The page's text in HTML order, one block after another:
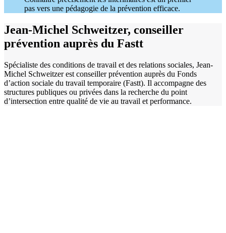
pas vers une pédagogie de la prévention efficace.
Jean-Michel Schweitzer, conseiller
prévention auprès du Fastt
Spécialiste des conditions de travail et des relations sociales, Jean-
Michel Schweitzer est conseiller prévention auprès du Fonds
d’action sociale du travail temporaire (Fastt). Il accompagne des
structures publiques ou privées dans la recherche du point
d’intersection entre qualité de vie au travail et performance.